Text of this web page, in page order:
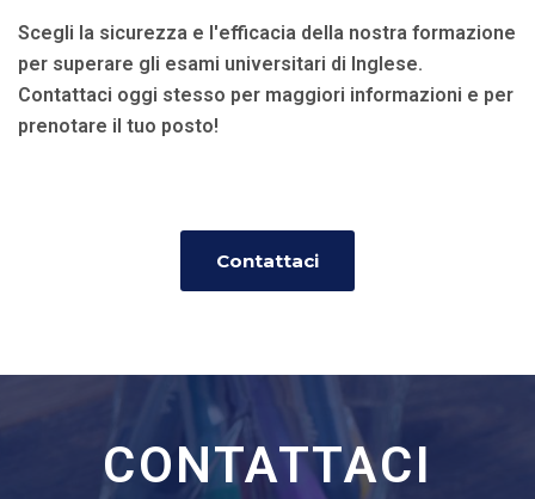
Scegli la sicurezza e l'efficacia della nostra formazione
per superare gli esami universitari di Inglese.
Contattaci oggi stesso per maggiori informazioni e per
prenotare il tuo posto!
Contattaci
CONTATTACI